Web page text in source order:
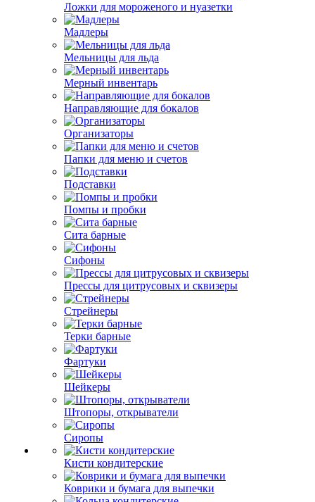
Ложки для мороженого и нуазетки
Мадлеры
Мельницы для льда
Мерный инвентарь
Направляющие для бокалов
Организаторы
Папки для меню и счетов
Подставки
Помпы и пробки
Сита барные
Сифоны
Прессы для цитрусовых и сквизеры
Стрейнеры
Терки барные
Фартуки
Шейкеры
Штопоры, открыватели
Сиропы
Кисти кондитерские
Коврики и бумага для выпечки